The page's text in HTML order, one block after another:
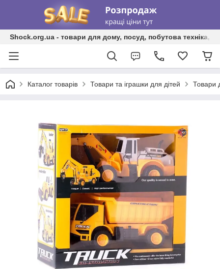
Shock.org.ua - товари для дому, посуд, побутова техніка,
Каталог товарів Товари та іграшки для дітей Товари